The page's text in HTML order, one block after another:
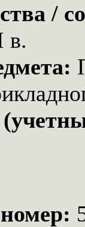
/
в.